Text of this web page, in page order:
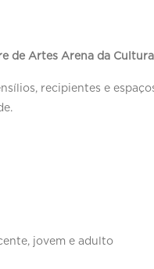
de Artes Arena da Cultura
recipientes e
jovem e adulto